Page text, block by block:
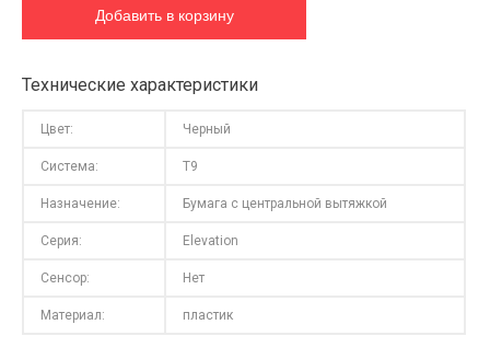
Технические характеристики
Цвет: Черный
Система: T9
Назначение: Бумага с центральной вытяжкой
Серия: Elevation
Сенсор: Нет
Материал: пластик